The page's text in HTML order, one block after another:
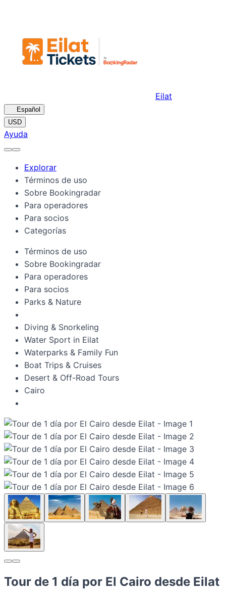
Eilat
Español
USD
Ayuda
Explorar
Términos de uso
Sobre Bookingradar
Para operadores
Para socios
Categorías
Términos de uso
Sobre Bookingradar
Para operadores
Para socios
Parks & Nature
Diving & Snorkeling
Water Sport in Eilat
Waterparks & Family Fun
Boat Trips & Cruises
Desert & Off-Road Tours
Cairo
Tour de 1 día por El Cairo desde Eilat